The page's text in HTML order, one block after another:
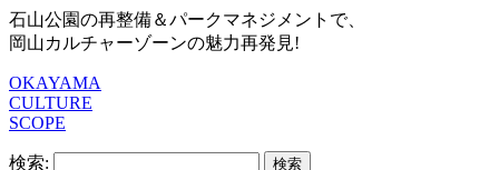
石山公園の再整備＆パークマネジメントで、
岡山カルチャーゾーンの魅力再発見!
OKAYAMA
CULTURE
SCOPE
検索: